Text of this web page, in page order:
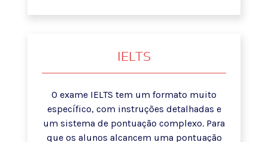
IELTS
O exame IELTS tem um formato muito
específico, com instruções detalhadas e
um sistema de pontuação complexo. Para
que os alunos alcancem uma pontuação